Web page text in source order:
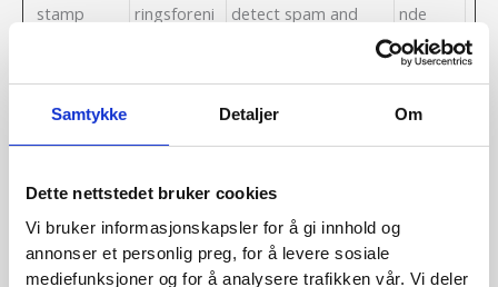
Samtykke Detaljer Om
Dette nettstedet bruker cookies
Vi bruker informasjonskapsler for å gi innhold og
annonser et personlig preg, for å levere sosiale
mediefunksjoner og for å analysere trafikken vår. Vi deler
stamp
ringsforeni
detect spam and
nde
ct_pointer_
Used in order to
detect spam and
website's security.
Vedvare
ct_ps_times
tamp
www.forsik
ringsforeni
ngen.no
Used in order to
detect spam and
improve the
Vedvare